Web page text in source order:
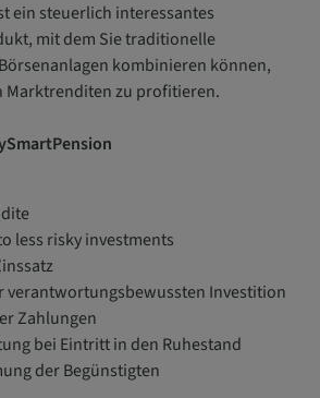
ein steuerlich interessantes
mit dem Sie traditionelle
kombinieren können,
Marktrenditen zu profitieren.
less risky investments
verantwortungsbewussten Investition
Zahlungen
bei Eintritt in den Ruhestand
der Begünstigten